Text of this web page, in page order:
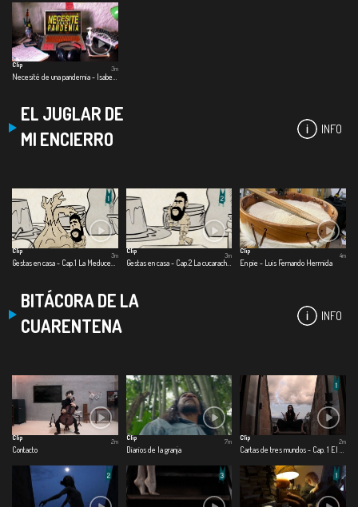
Clip
3m
EL JUGLAR DE
MI ENCIERRO
INFO
Clip
3m
Clip
Gestas en casa - Cap.2 La cucaracha dragón
3m
Clip
En pie - Luis Fernando Hermida
4m
BITÁCORA DE LA
CUARENTENA
INFO
Clip
Contacto
2m
Clip
Diarios de la granja
7m
Clip
2m